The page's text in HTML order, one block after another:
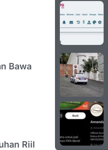
Bawa
Riil